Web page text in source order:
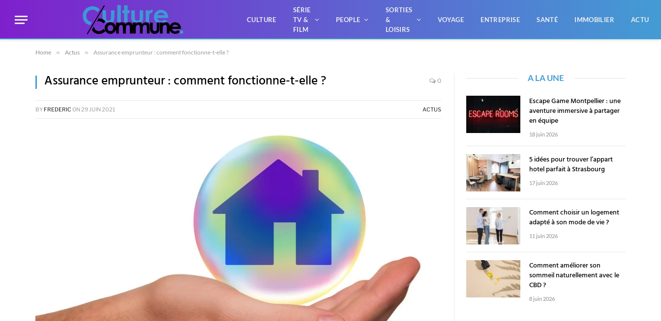
CULTURE
SÉRIE
TV &
FILM
PEOPLE
SORTIES
&
LOISIRS
VOYAGE ENTREPRISE SANTÉ IMMOBILIER ACTU
Home » Actus » Assurance emprunteur : comment fonctionne-t-elle ?
Assurance emprunteur : comment fonctionne-t-elle ? 0
BY FREDERIC ON 29 JUIN 2021 ACTUS
A LA UNE
Escape Game Montpellier : une
aventure immersive à partager
en équipe
18 juin 2026
5 idées pour trouver l’appart
hotel parfait à Strasbourg
17 juin 2026
Comment choisir un logement
adapté à son mode de vie ?
11 juin 2026
Comment améliorer son
sommeil naturellement avec le
CBD ?
8 juin 2026